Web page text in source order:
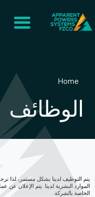
Home
الوظائف
يتم التوظيف لدينا بشكل مستمر، لذا
الخاصة بالشركة.